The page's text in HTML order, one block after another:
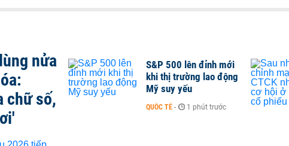
nửa
chữ số,
S&P 500 lên đỉnh mới
khi thị trường lao động
Mỹ suy yếu
QUỐC TẾ - 1 phút trước